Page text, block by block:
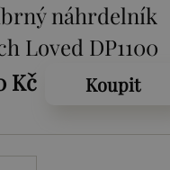
náhrdelník
Loved DP1100
Kč
Koupit